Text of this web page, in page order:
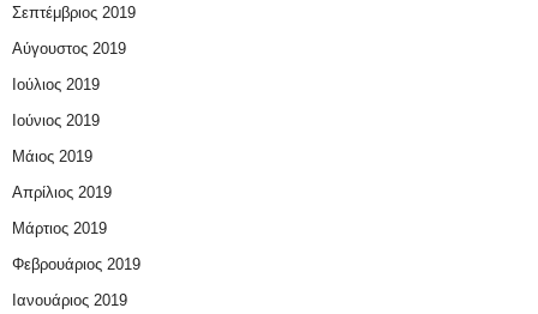
Σεπτέμβριος 2019
Αύγουστος 2019
Ιούλιος 2019
Ιούνιος 2019
Μάιος 2019
Απρίλιος 2019
Μάρτιος 2019
Φεβρουάριος 2019
Ιανουάριος 2019